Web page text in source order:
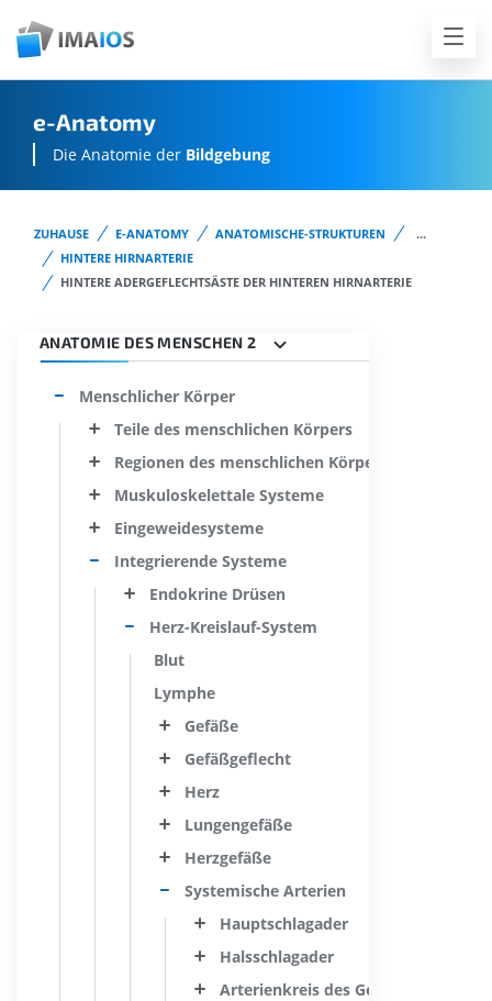
e-Anatomy
Die Anatomie der Bildgebung
ZUHAUSE E-ANATOMY ANATOMISCHE-STRUKTUREN
...
HINTERE HIRNARTERIE
HINTERE ADERGEFLECHTSÄSTE DER HINTEREN HIRNARTERIE
ANATOMIE DES MENSCHEN 2
Menschlicher Körper
Teile des menschlichen Körpers
Regionen des menschlichen Körpers
Muskuloskelettale Systeme
Eingeweidesysteme
Integrierende Systeme
Endokrine Drüsen
Herz-Kreislauf-System
Blut
Lymphe
Gefäße
Gefäßgeflecht
Herz
Lungengefäße
Herzgefäße
Systemische Arterien
Hauptschlagader
Halsschlagader
Arterienkreis des Gehirns